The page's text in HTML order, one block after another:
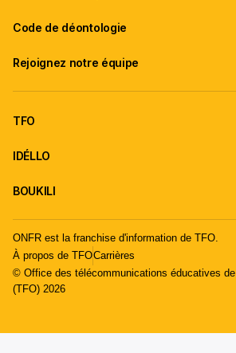
Code de déontologie
Rejoignez notre équipe
TFO
IDÉLLO
BOUKILI
ONFR est la franchise d'information de TFO.
À propos de TFOCarrières
© Office des télécommunications éducatives de
(TFO) 2026